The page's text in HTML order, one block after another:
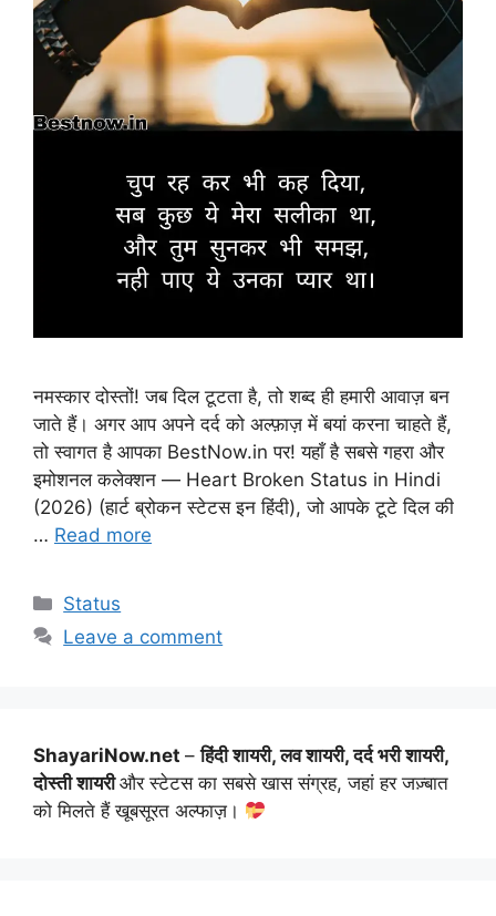
नमस्कार दोस्तों! जब दिल टूटता है, तो शब्द ही हमारी आवाज़ बन
जाते हैं। अगर आप अपने दर्द को अल्फ़ाज़ में बयां करना चाहते हैं,
तो स्वागत है आपका BestNow.in पर! यहाँ है सबसे गहरा और
इमोशनल कलेक्शन — Heart Broken Status in Hindi
(2026) (हार्ट ब्रोकन स्टेटस इन हिंदी), जो आपके टूटे दिल की
… Read more
Categories
Status
Leave a comment
ShayariNow.net –हिंदी शायरी, लव शायरी, दर्द भरी शायरी,
दोस्ती शायरीऔर स्टेटस का सबसे खास संग्रह, जहां हर जज़्बात
को मिलते हैं खूबसूरत अल्फाज़।